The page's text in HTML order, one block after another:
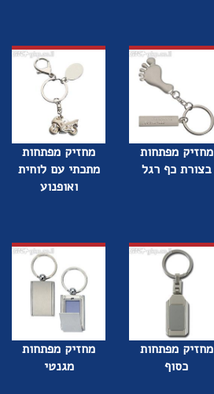
מחזיק מפתחות
בצורת כף רגל
מחזיק מפתחות
מתכתי עם לוחית
ואופנוע
מחזיק מפתחות
כסוף
מחזיק מפתחות
מגנטי